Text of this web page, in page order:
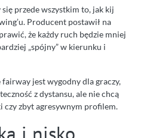
przede wszystkim to, jak kij
Producent postawił na
że każdy ruch będzie mniej
„spójny” w kierunku i
fairway jest wygodny dla graczy,
z dystansu, ale nie chcą
czy zbyt agresywnym profilem.